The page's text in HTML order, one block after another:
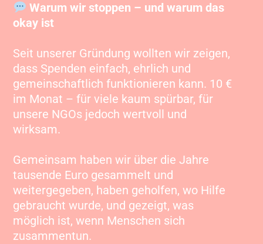
Warum wir stoppen – und warum das
okay ist
Seit unserer Gründung wollten wir zeigen,
dass Spenden einfach, ehrlich und
gemeinschaftlich funktionieren kann. 10 €
im Monat – für viele kaum spürbar, für
unsere NGOs jedoch wertvoll und
wirksam.
Gemeinsam haben wir über die Jahre
tausende Euro gesammelt und
weitergegeben, haben geholfen, wo Hilfe
gebraucht wurde, und gezeigt, was
möglich ist, wenn Menschen sich
zusammentun.